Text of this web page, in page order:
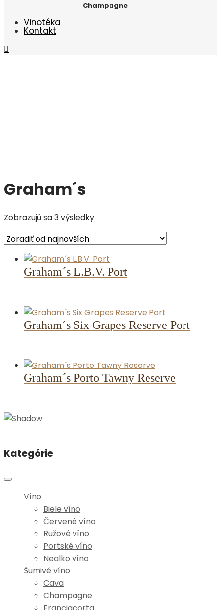
Champagne
Vinotéka
Kontakt
Graham´s
Zobrazujú sa 3 výsledkyZoradené
podľa
najnovších
Graham´s L.B.V. Port
Graham´s Six Grapes Reserve Port
Graham´s Porto Tawny Reserve
Kategórie
Víno
Biele víno
Červené víno
Ružové víno
Portské víno
Nealko víno
Šumivé víno
Cava
Champagne
Franciacorta